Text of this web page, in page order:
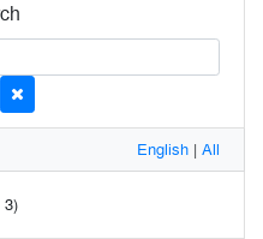
English | All
3)